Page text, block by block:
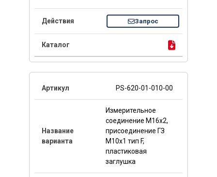
Запрос
PS-620-01-010-00
Измерительное
соединение M16x2,
присоединение ГЗ
M10x1 тип F,
пластиковая
заглушка